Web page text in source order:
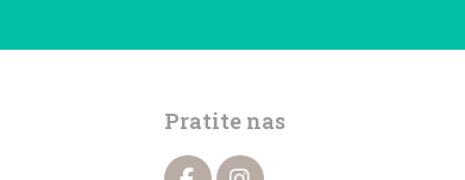
Pratite nas